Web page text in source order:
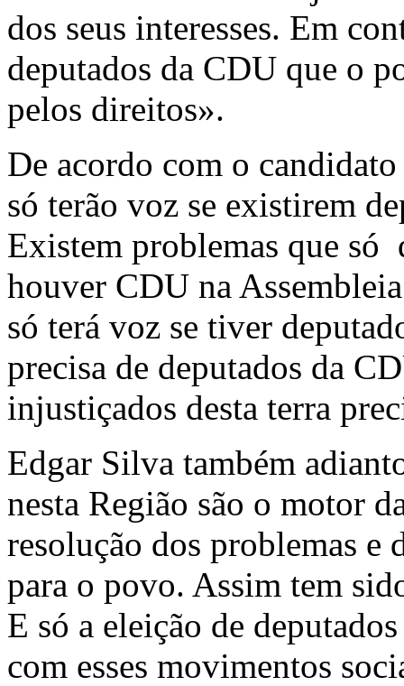
dos seus interesses. Em
deputados da CDU que o
pelos direitos».
De acordo com o
só terão voz se existirem
Existem problemas que só
houver CDU na
só terá voz se tiver
precisa de deputados da
injustiçados desta terra
Edgar Silva também
nesta Região são o motor
resolução dos problemas e
para o povo. Assim tem
E só a eleição de
com esses movimentos